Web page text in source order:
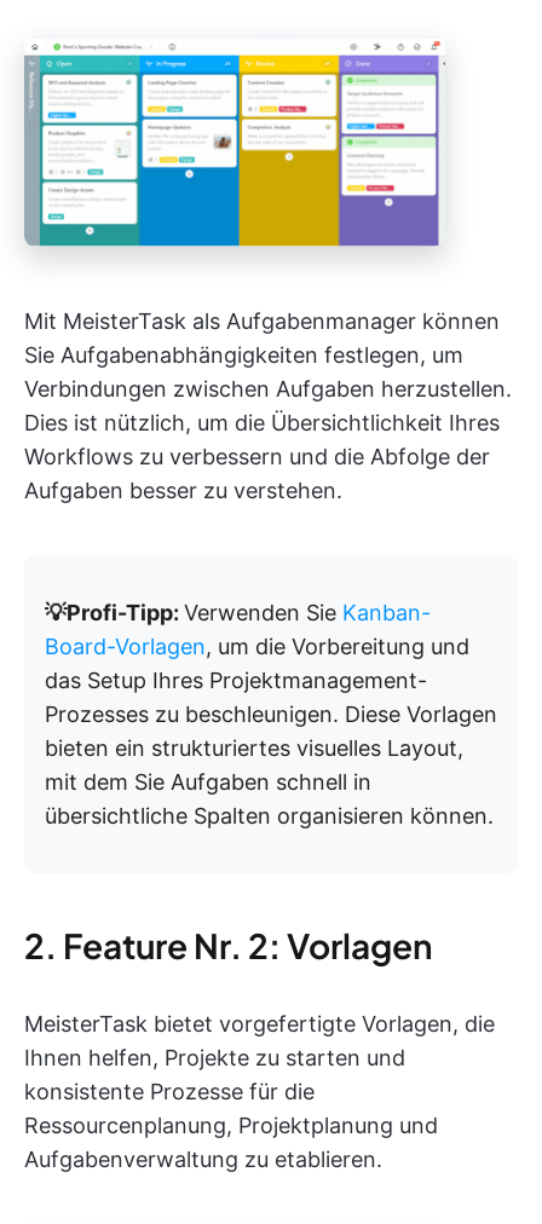
Mit MeisterTask als Aufgabenmanager können
Sie Aufgabenabhängigkeiten festlegen, um
Verbindungen zwischen Aufgaben herzustellen.
Dies ist nützlich, um die Übersichtlichkeit Ihres
Workflows zu verbessern und die Abfolge der
Aufgaben besser zu verstehen.
💡Profi-Tipp: Verwenden Sie Kanban-
Board-Vorlagen, um die Vorbereitung und
das Setup Ihres Projektmanagement-
Prozesses zu beschleunigen. Diese Vorlagen
bieten ein strukturiertes visuelles Layout,
mit dem Sie Aufgaben schnell in
übersichtliche Spalten organisieren können.
2. Feature Nr. 2: Vorlagen
MeisterTask bietet vorgefertigte Vorlagen, die
Ihnen helfen, Projekte zu starten und
konsistente Prozesse für die
Ressourcenplanung, Projektplanung und
Aufgabenverwaltung zu etablieren.